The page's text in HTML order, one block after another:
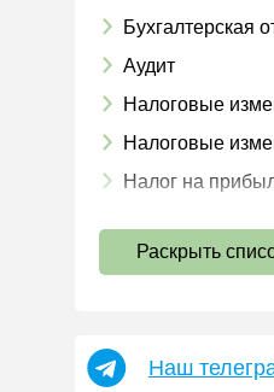
Бухгалтерская
Аудит
Налоговые
Налоговые
Налог на
Страховые
УСН
Раскрыть
Наш